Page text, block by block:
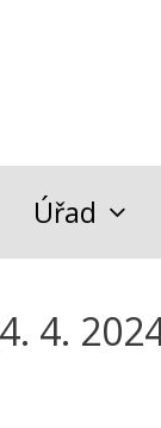
Úřad
4.